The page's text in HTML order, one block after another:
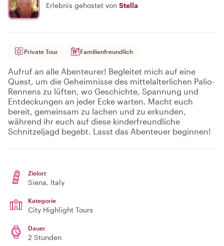
Erlebnis gehostet von Stella
Private Tour Familienfreundlich
Aufruf an alle Abenteurer! Begleitet mich auf eine
Quest, um die Geheimnisse des mittelalterlichen Palio-
Rennens zu lüften, wo Geschichte, Spannung und
Entdeckungen an jeder Ecke warten. Macht euch
bereit, gemeinsam zu lachen und zu erkunden,
während ihr euch auf diese kinderfreundliche
Schnitzeljagd begebt. Lasst das Abenteuer beginnen!
Zielort
Siena, Italy
Kategorie
City Highlight Tours
Dauer
2 Stunden